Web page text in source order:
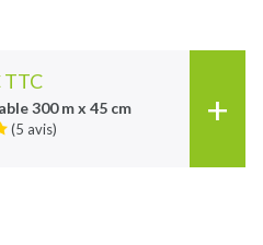
TTC
300 m x 45 cm
(5 avis) +